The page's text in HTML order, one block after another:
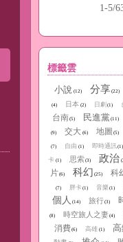
1-5/
標籤雲
小說 (12) 分享(22)
(4) 日本 (2) 日劇 (1)
台南(5) 民進黨 (11)
(9) 交大 (6) 地圖 (5)
(7) 自由 (1) 即時通訊 (1)
卡 (1) 思索(3) 政治
片(6) 科幻 (25) 科
(7) 胖卡(1) 音樂 (1)
個人 (14) 旅行(3)
(8) 時空旅人之妻(4)
消費(6) 高雄 (1) 高